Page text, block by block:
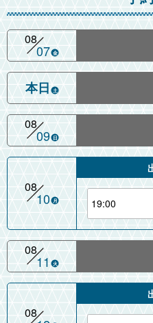
08
07 金
本日 土
08
09 日
08
10 月
08
11 火
08